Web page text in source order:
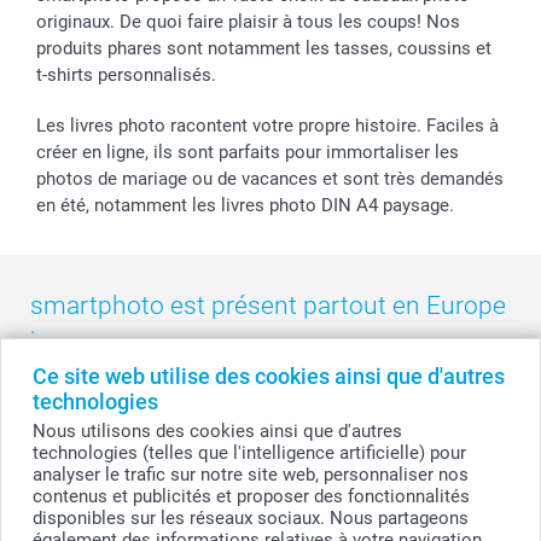
Ce site web utilise des cookies ainsi que d'autres
technologies
Nous utilisons des cookies ainsi que d'autres
technologies (telles que l'intelligence artificielle) pour
analyser le trafic sur notre site web, personnaliser nos
contenus et publicités et proposer des fonctionnalités
disponibles sur les réseaux sociaux. Nous partageons
smarfriends
smartgarantie
smartbonus
originaux. De quoi faire plaisir à tous les coups! Nos
produits phares sont notamment les tasses, coussins et
t-shirts personnalisés.
Les livres photo racontent votre propre histoire. Faciles à
créer en ligne, ils sont parfaits pour immortaliser les
photos de mariage ou de vacances et sont très demandés
en été, notamment les livres photo DIN A4 paysage.
smartphoto est présent partout en Europe
:
België - Belgique - Danmark - Deutschland - France - Ireland
- Nederland - Norge
Switzerland - Suomi - Sverige - United Kingdom
Other Countries